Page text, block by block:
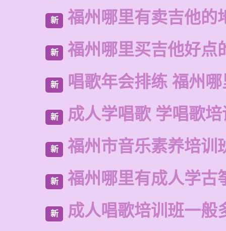
新 福州哪里有卖吉他的
新 福州哪里买吉他好点
新 唱歌年会排练 福州
新 成人学唱歌 学唱歌培
新 福州市音乐素养培训
新 福州哪里有成人学古
新 成人唱歌培训班一般